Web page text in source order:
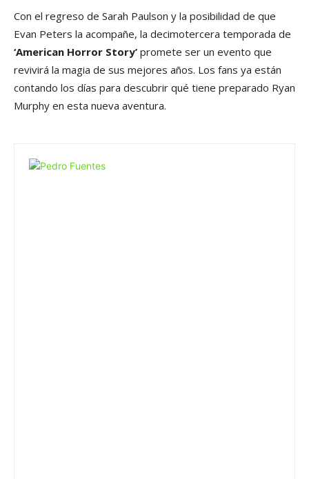
Con el regreso de Sarah Paulson y la posibilidad de que
Evan Peters la acompañe, la decimotercera temporada de
‘American Horror Story’ promete ser un evento que
revivirá la magia de sus mejores años. Los fans ya están
contando los días para descubrir qué tiene preparado Ryan
Murphy en esta nueva aventura.